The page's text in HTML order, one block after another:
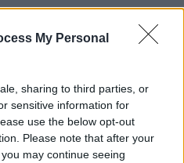
My Personal
sharing to third parties, or
sensitive information for
use the below opt-out
Please note that after your
may continue seeing